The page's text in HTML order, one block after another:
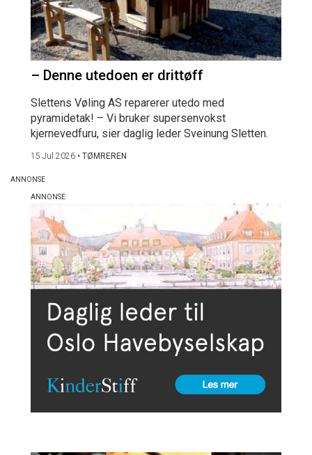
– Denne utedoen er drittøff
Slettens Vøling AS reparerer utedo med
pyramidetak! – Vi bruker supersenvokst
kjernevedfuru, sier daglig leder Sveinung Sletten.
15 Jul 2026 • TØMREREN